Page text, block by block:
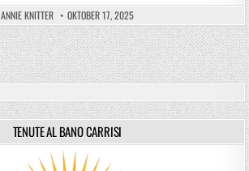
ANNIE KNITTER OKTOBER 17, 2025
TENUTE AL BANO CARRISI